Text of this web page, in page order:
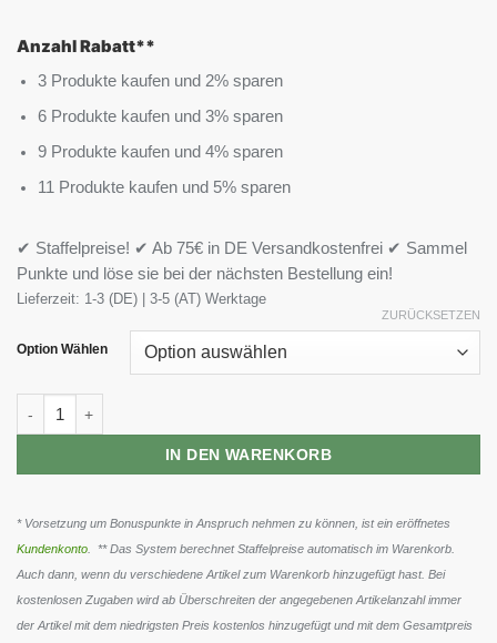
Anzahl Rabatt**
3 Produkte kaufen und 2% sparen
6 Produkte kaufen und 3% sparen
9 Produkte kaufen und 4% sparen
11 Produkte kaufen und 5% sparen
✔ Staffelpreise! ✔ Ab 75€ in DE Versandkostenfrei ✔ Sammel
Punkte und löse sie bei der nächsten Bestellung ein!
Lieferzeit: 1-3 (DE) | 3-5 (AT) Werktage
Option Wählen
ZURÜCKSETZEN
IN DEN WARENKORB
* Vorsetzung um Bonuspunkte in Anspruch nehmen zu können, ist ein eröffnetes
Kundenkonto . ** Das System berechnet Staffelpreise automatisch im Warenkorb.
Auch dann, wenn du verschiedene Artikel zum Warenkorb hinzugefügt hast. Bei
kostenlosen Zugaben wird ab Überschreiten der angegebenen Artikelanzahl immer
der Artikel mit dem niedrigsten Preis kostenlos hinzugefügt und mit dem Gesamtpreis